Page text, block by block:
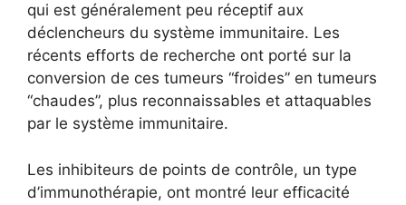
qui est généralement peu réceptif aux
déclencheurs du système immunitaire. Les
récents efforts de recherche ont porté sur la
conversion de ces tumeurs “froides” en tumeurs
“chaudes”, plus reconnaissables et attaquables
par le système immunitaire.
Les inhibiteurs de points de contrôle, un type
d’immunothérapie, ont montré leur efficacité